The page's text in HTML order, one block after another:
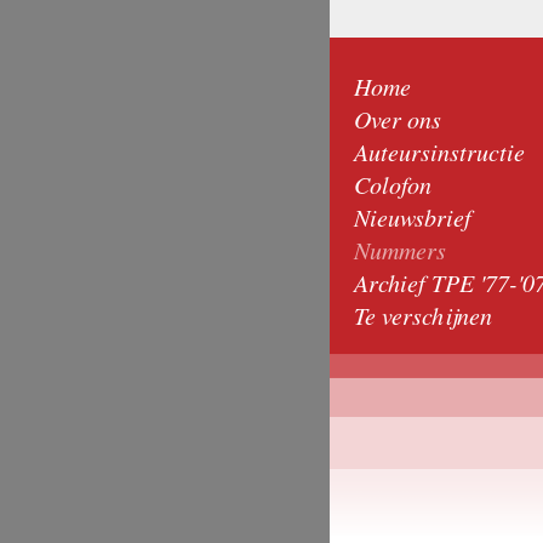
Home
Over ons
Auteursinstructie
Colofon
Nieuwsbrief
Nummers
Archief TPE '77-
Te verschijnen